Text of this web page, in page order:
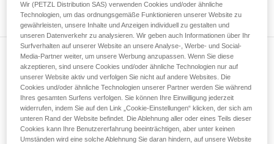
der Gebrauchsanweisung enthaltenen
Informationen richtig verstanden haben.
Die Beherrschung dieser Techniken setzt eine
entsprechende Ausbildung und ein spezielles
Training voraus. Prüfen Sie zusammen mit
einem Profi, ob Sie in der Lage sind, den
Vorgang alleine sicher zu wiederholen, bevor
Sie ihn eigenständig durchführen.
Wir geben Beispiele für die mit Ihrer Aktivität
verbundenen Techniken. Möglicherweise gibt es
noch andere Techniken, die hier nicht
beschrieben werden.
Alle Techniken ansehen
Newsletter abonnieren
und auf dem Laufenden bleiben
Email *
Wir (PETZL Distribution SAS) verwenden Cookies und/oder ähnliche
Technologien, um das ordnungsgemäße Funktionieren unserer Website zu
gewährleisten, unsere Inhalte und Anzeigen individuell zu gestalten und
unseren Datenverkehr zu analysieren. Wir geben auch Informationen über Ihr
Surfverhalten auf unserer Website an unsere Analyse-, Werbe- und Social-
Media-Partner weiter, um unsere Werbung anzupassen. Wenn Sie diese
akzeptieren, sind unsere Cookies und/oder ähnliche Technologien nur auf
unserer Website aktiv und verfolgen Sie nicht auf andere Websites. Die
Cookies und/oder ähnliche Technologien unserer Partner werden Sie während
Ihres gesamten Surfens verfolgen. Sie können Ihre Einwilligung jederzeit
widerrufen, indem Sie auf den Link „Cookie-Einstellungen“ klicken, der sich am
unteren Rand der Website befindet. Die Ablehnung aller oder eines Teils dieser
Cookies kann Ihre Benutzererfahrung beeinträchtigen, aber unter keinen
Umständen wird eine solche Ablehnung Sie daran hindern, auf unsere Website